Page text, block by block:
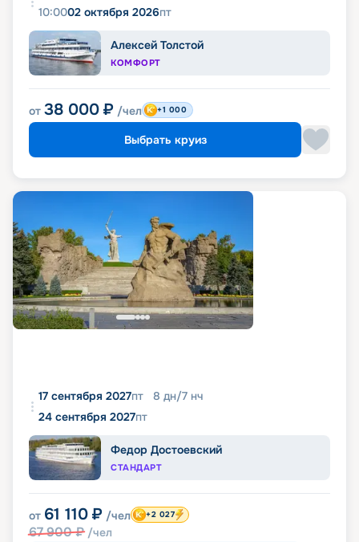
10:0002 октября 2026пт
Алексей Толстой
КОМФОРТ
от 38 000 ₽ /чел +1 000
Выбрать круиз
17 сентября 2027пт 8 дн/7 нч
24 сентября 2027пт
Федор Достоевский
СТАНДАРТ
от 61 110 ₽ /чел
67 900₽ /чел
+2 027